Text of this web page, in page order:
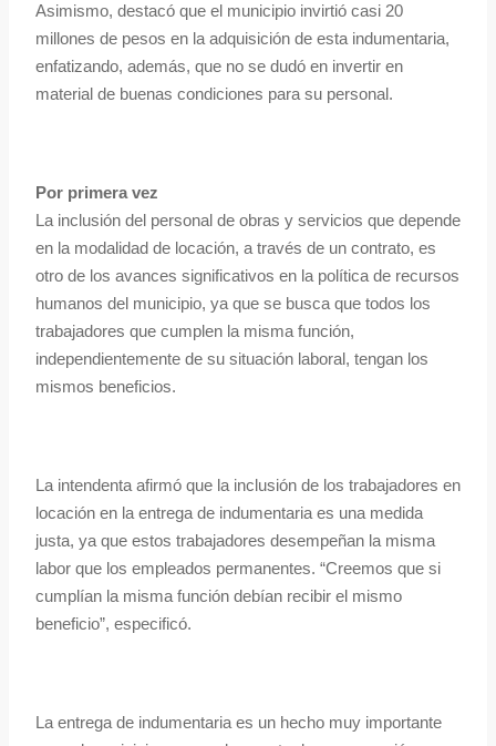
Asimismo, destacó que el municipio invirtió casi 20
millones de pesos en la adquisición de esta indumentaria,
enfatizando, además, que no se dudó en invertir en
material de buenas condiciones para su personal.
Por primera vez
La inclusión del personal de obras y servicios que depende
en la modalidad de locación, a través de un contrato, es
otro de los avances significativos en la política de recursos
humanos del municipio, ya que se busca que todos los
trabajadores que cumplen la misma función,
independientemente de su situación laboral, tengan los
mismos beneficios.
La intendenta afirmó que la inclusión de los trabajadores en
locación en la entrega de indumentaria es una medida
justa, ya que estos trabajadores desempeñan la misma
labor que los empleados permanentes. “Creemos que si
cumplían la misma función debían recibir el mismo
beneficio”, especificó.
La entrega de indumentaria es un hecho muy importante